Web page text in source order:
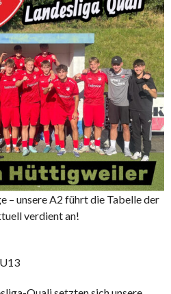
– unsere A2 führt die Tabelle der
verdient an!